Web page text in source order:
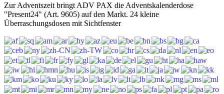
Zur Adventszeit bringt ADV PAX die Adventskalenderdose
"Present24" (Art. 9605) auf den Markt. 24 kleine
Überraschungsdosen mit Sichtfenster